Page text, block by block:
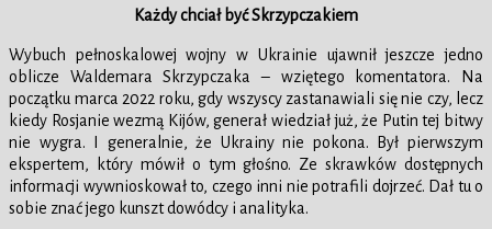
Każdy chciał być Skrzypczakiem
Wybuch pełnoskalowej wojny w Ukrainie ujawnił jeszcze jedno
oblicze Waldemara Skrzypczaka – wziętego komentatora. Na
początku marca 2022 roku, gdy wszyscy zastanawiali się nie czy, lecz
kiedy Rosjanie wezmą Kijów, generał wiedział już, że Putin tej bitwy
nie wygra. I generalnie, że Ukrainy nie pokona. Był pierwszym
ekspertem, który mówił o tym głośno. Ze skrawków dostępnych
informacji wywnioskował to, czego inni nie potrafili dojrzeć. Dał tu o
sobie znać jego kunszt dowódcy i analityka.